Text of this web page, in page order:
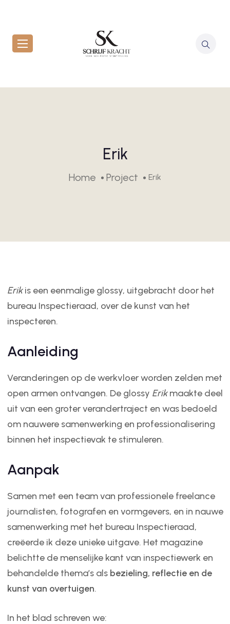
Erik
Home Project Erik
Erikis een eenmalige glossy, uitgebracht door het
bureau Inspectieraad, over de kunst van het
inspecteren.
Aanleiding
Veranderingen op de werkvloer worden zelden met
open armen ontvangen. De glossy Erikmaakte deel
uit van een groter verandertraject en was bedoeld
om nauwere samenwerking en professionalisering
binnen het inspectievak te stimuleren.
Aanpak
Samen met een team van professionele freelance
journalisten, fotografen en vormgevers, en in nauwe
samenwerking met het bureau Inspectieraad,
creëerde ik deze unieke uitgave. Het magazine
belichtte de menselijke kant van inspectiewerk en
behandelde thema’s als bezieling, reflectie en de
kunst van overtuigen.
In het blad schreven we: